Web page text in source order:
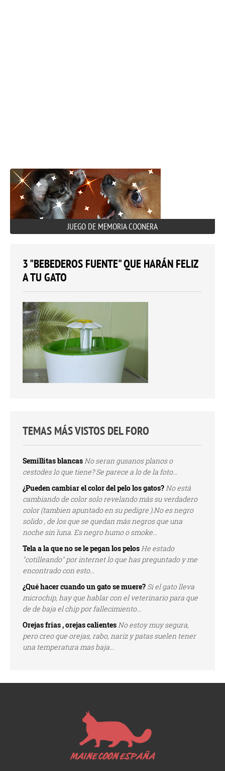
JUEGO DE MEMORIA COONERA
3 "BEBEDEROS FUENTE" QUE HARÁN FELIZ
A TU GATO
TEMAS MÁS VISTOS DEL FORO
Semillitas blancasNo seran gusanos planos o
cestodes lo que tiene? Se parece a lo de la foto...
¿Pueden cambiar el color del pelo los gatos?No está
cambiando de color solo revelando más su verdadero
color (tambien apuntado en su pedigre ).No es negro
solido , de los que se quedan más negros que una
noche sin luna. Es negro humo o smoke...
Tela a la que no se le pegan los pelosHe estado
"cotilleando" por internet lo que has preguntado y me
encontrado con esto...
¿Qué hacer cuando un gato se muere? Si el gato lleva
microchip, hay que hablar con el veterinario para que
de de baja el chip por fallecimiento...
Orejas frías , orejas calientesNo estoy muy segura,
pero creo que orejas, rabo, nariz y patas suelen tener
una temperatura mas baja...